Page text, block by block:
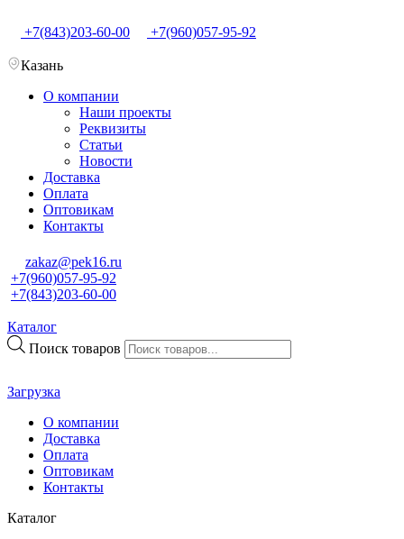
+7(843)203-60-00 +7(960)057-95-92
Казань
О компании
Наши проекты
Реквизиты
Статьи
Новости
Доставка
Оплата
Оптовикам
Контакты
zakaz@pek16.ru
+7(960)057-95-92
+7(843)203-60-00
Каталог
Поиск товаров
Загрузка
О компании
Доставка
Оплата
Оптовикам
Контакты
Каталог